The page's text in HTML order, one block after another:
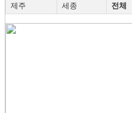
제주
세종 전체